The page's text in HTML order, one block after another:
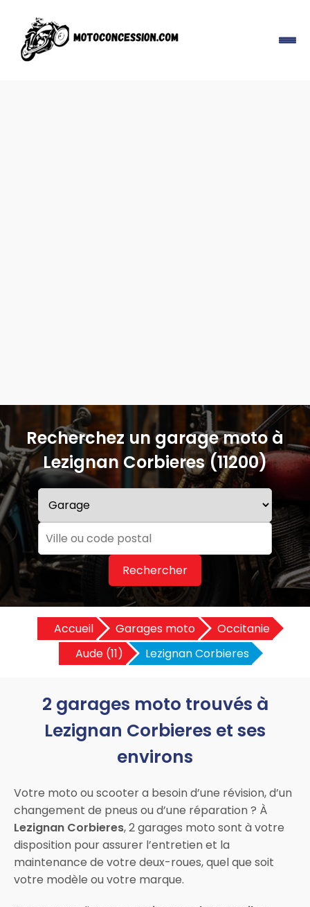
Recherchez un garage moto à
Lezignan Corbieres (11200)
Rechercher
Accueil Garages moto
Occitanie
Aude (11)
Lezignan Corbieres
2 garages moto trouvés à
Lezignan Corbieres et ses
environs
Votre moto ou scooter a besoin d’une révision, d’un
changement de pneus ou d’une réparation ? À
Lezignan Corbieres, 2 garages moto sont à votre
disposition pour assurer l’entretien et la
maintenance de votre deux-roues, quel que soit
votre modèle ou votre marque.